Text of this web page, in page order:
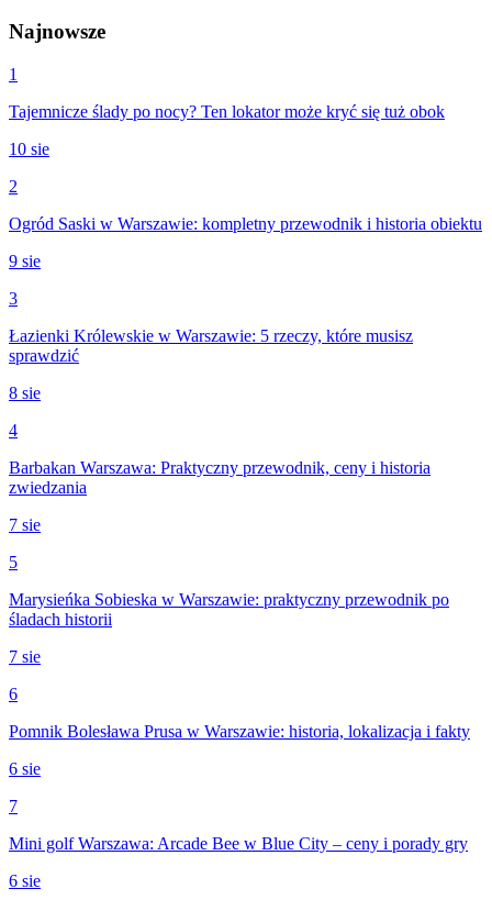
Najnowsze
1
Tajemnicze ślady po nocy? Ten lokator może kryć się tuż obok
10 sie
2
Ogród Saski w Warszawie: kompletny przewodnik i historia obiektu
9 sie
3
Łazienki Królewskie w Warszawie: 5 rzeczy, które musisz
sprawdzić
8 sie
4
Barbakan Warszawa: Praktyczny przewodnik, ceny i historia
zwiedzania
7 sie
5
Marysieńka Sobieska w Warszawie: praktyczny przewodnik po
śladach historii
7 sie
6
Pomnik Bolesława Prusa w Warszawie: historia, lokalizacja i fakty
6 sie
7
Mini golf Warszawa: Arcade Bee w Blue City – ceny i porady gry
6 sie